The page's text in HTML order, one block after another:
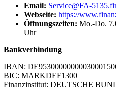
Email: Service@FA-
Webseite: https://
Öffnungszeiten: Mo.-Do.
Uhr
Bankverbindung
IBAN:
BIC: MARKDEF1300
Finanzinstitut: DEUTSCHE